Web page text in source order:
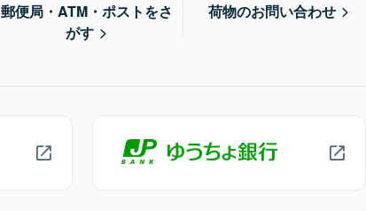
郵便局・ATM・ポストをさ
がす
荷物のお問い合わせ